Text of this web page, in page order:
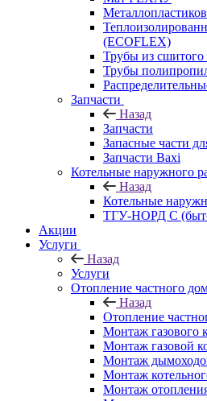
(ECOFLEX)
Трубы из сшитого
Трубы
Запчасти
Назад
Запчасти
Запасные части
Запчасти Baxi
Котельные наружного
Назад
Котельные
ТГУ-НОРД С
Акции
Услуги
Назад
Услуги
Отопление частного
Назад
Отопление
Монтаж газового
Монтаж газовой
Монтаж
Монтаж
Монтаж